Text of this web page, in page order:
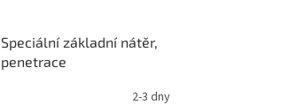
Speciální základní nátěr,
penetrace
2-3 dny